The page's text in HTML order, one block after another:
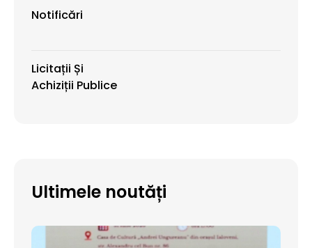
Notificări
Licitații Și
Achiziții Publice
Ultimele noutăți